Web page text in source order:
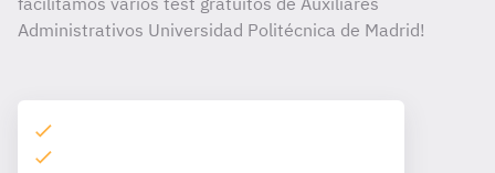
Administrativos Universidad Politécnica de Madrid!